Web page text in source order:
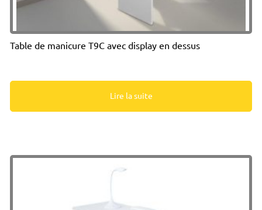
Table de manicure T9C avec display en dessus
Lire la suite